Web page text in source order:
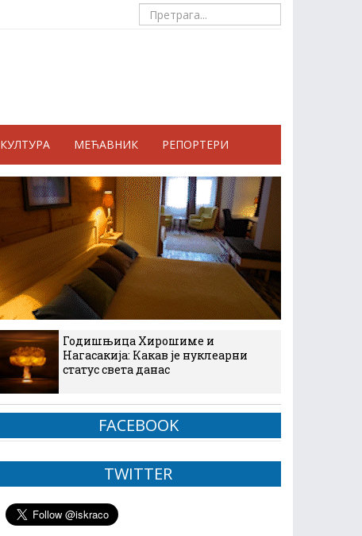
КУЛТУРА МЕЋАВНИК РЕПОРТЕРИ
Годишњица Хирошиме и
Нагасакија: Какав је нуклеарни
статус света данас
FACEBOOK
TWITTER